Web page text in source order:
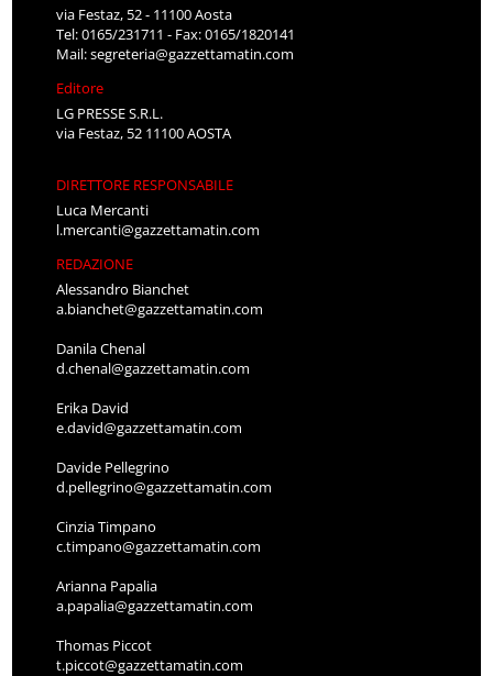
via Festaz, 52 - 11100 Aosta
Tel: 0165/231711 - Fax: 0165/1820141
Mail:segreteria@gazzettamatin.com
Editore
LG PRESSE S.R.L.
via Festaz, 52 11100 AOSTA
DIRETTORE RESPONSABILE
Luca Mercanti
l.mercanti@gazzettamatin.com
REDAZIONE
Alessandro Bianchet
a.bianchet@gazzettamatin.com
Danila Chenal
d.chenal@gazzettamatin.com
Erika David
e.david@gazzettamatin.com
Davide Pellegrino
d.pellegrino@gazzettamatin.com
Cinzia Timpano
c.timpano@gazzettamatin.com
Arianna Papalia
a.papalia@gazzettamatin.com
Thomas Piccot
t.piccot@gazzettamatin.com